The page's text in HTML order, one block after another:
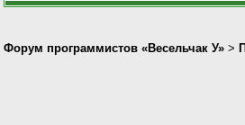
Форум программистов «Весельчак У» >